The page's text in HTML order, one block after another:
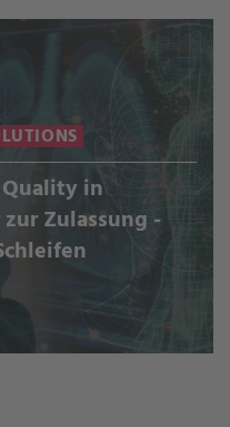
in
Zulassung -